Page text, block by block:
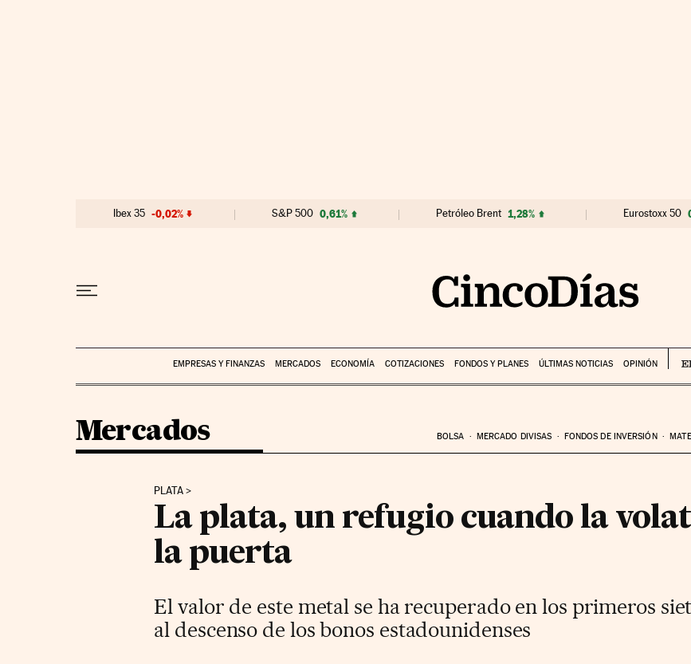
Ibex 35 -0,02% S&P 500 0,61% Petróleo Brent 1,28% Eurostoxx 50
EMPRESAS Y FINANZAS MERCADOS ECONOMÍA COTIZACIONES FONDOS Y PLANES ÚLTIMAS NOTICIAS OPINIÓN
Mercados BOLSA MERCADO DIVISAS FONDOS DE INVERSIÓN
PLATA
La plata, un refugio cuando la
la puerta
El valor de este metal se ha recuperado en los primeros
al descenso de los bonos estadounidenses